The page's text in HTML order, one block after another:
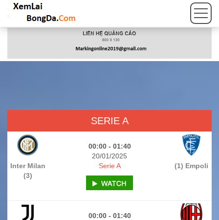
SERIE A
00:00 - 01:40
20/01/2025
Inter Milan
(3)
(1) Empoli
Serie A
00:00 - 01:40